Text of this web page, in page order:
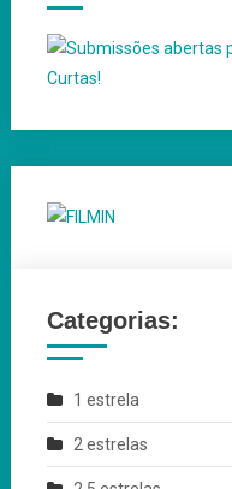
Categorias:
1 estrela
2 estrelas